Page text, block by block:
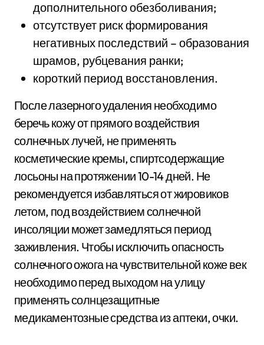
дополнительного обезболивания;
отсутствует риск формирования
негативных последствий – образования
шрамов, рубцевания ранки;
короткий период восстановления.
После лазерного удаления необходимо
беречь кожу от прямого воздействия
солнечных лучей, не применять
косметические кремы, спиртсодержащие
лосьоны на протяжении 10-14 дней. Не
рекомендуется избавляться от жировиков
летом, под воздействием солнечной
инсоляции может замедляться период
заживления. Чтобы исключить опасность
солнечного ожога на чувствительной коже век
необходимо перед выходом на улицу
применять солнцезащитные
медикаментозные средства из аптеки, очки.